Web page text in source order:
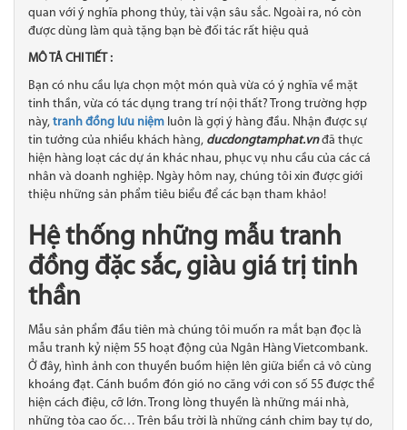
quan với ý nghĩa phong thủy, tài vận sâu sắc. Ngoài ra, nó còn
được dùng làm quà tặng bạn bè đối tác rất hiệu quả
MÔ TẢ CHI TIẾT :
Bạn có nhu cầu lựa chọn một món quà vừa có ý nghĩa về mặt
tinh thần, vừa có tác dụng trang trí nội thất? Trong trường hợp
này, tranh đồng lưu niệm luôn là gợi ý hàng đầu. Nhận được sự
tin tưởng của nhiều khách hàng, ducdongtamphat.vnđã thực
hiện hàng loạt các dự án khác nhau, phục vụ nhu cầu của các cá
nhân và doanh nghiệp. Ngày hôm nay, chúng tôi xin được giới
thiệu những sản phẩm tiêu biểu để các bạn tham khảo!
Hệ thống những mẫu tranh
đồng đặc sắc, giàu giá trị tinh
thần
Mẫu sản phẩm đầu tiên mà chúng tôi muốn ra mắt bạn đọc là
mẫu tranh kỷ niệm 55 hoạt động của Ngân Hàng Vietcombank.
Ở đây, hình ảnh con thuyền buồm hiện lên giữa biển cả vô cùng
khoáng đạt. Cánh buồm đón gió no căng với con số 55 được thể
hiện cách điệu, cỡ lớn. Trong lòng thuyền là những mái nhà,
những tòa cao ốc… Trên bầu trời là những cánh chim bay tự do,